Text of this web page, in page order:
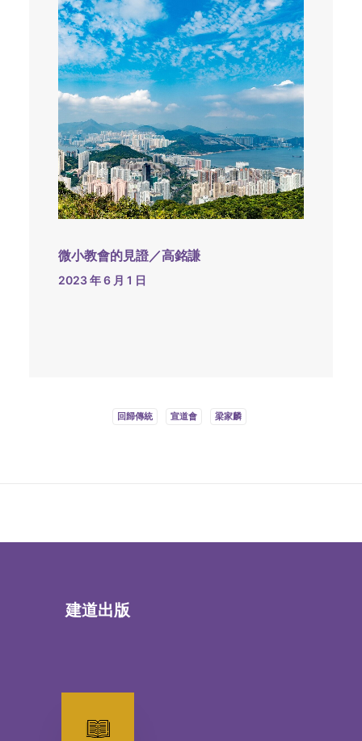
微小教會的見證／高銘謙
2023 年 6 月 1 日
回歸傳統 宣道會 梁家麟
建道出版